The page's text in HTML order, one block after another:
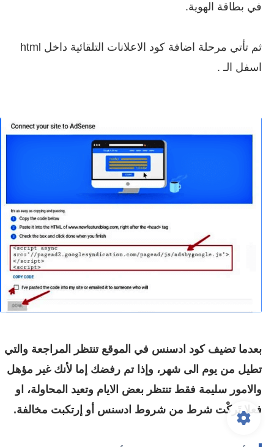
في بطاقة الهوية.
ثم تأتي مرحلة اضافة كود الاعلانات التلقائية داخل html
اسفل الـ .
بعدما تضيف كود ادسنس في الموقع تنتظر المراجعة والتي
تطيل من يوم الى شهر، وإذا تم رفضك إما لأنك غير مؤهل
والامور سليمة فقط تنتظر بعض الايام وتعيد المحاولة، او
فعلا تَركْت شرط من شروط ادسنس أو إرتكبت مخالفة.